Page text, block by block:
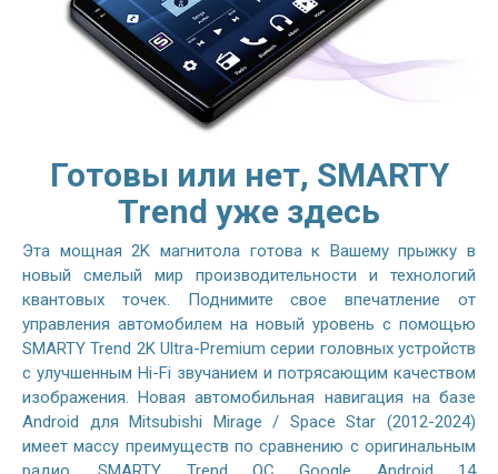
Готовы или нет, SMARTY
Trend уже здесь
Эта мощная 2K магнитола готова к Вашему прыжку в
новый смелый мир производительности и технологий
квантовых точек. Поднимите свое впечатление от
управления автомобилем на новый уровень с помощью
SMARTY Trend 2K Ultra-Premium серии головных устройств
с улучшенным Hi-Fi звучанием и потрясающим качеством
изображения. Новая автомобильная навигация на базе
Android для Mitsubishi Mirage / Space Star (2012-2024)
имеет массу преимуществ по сравнению с оригинальным